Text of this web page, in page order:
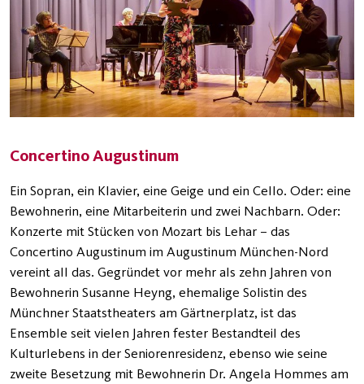
Concertino Augustinum
Ein Sopran, ein Klavier, eine Geige und ein Cello. Oder: eine
Bewohnerin, eine Mitarbeiterin und zwei Nachbarn. Oder:
Konzerte mit Stücken von Mozart bis Lehar – das
Concertino Augustinum im Augustinum München-Nord
vereint all das. Gegründet vor mehr als zehn Jahren von
Bewohnerin Susanne Heyng, ehemalige Solistin des
Münchner Staatstheaters am Gärtnerplatz, ist das
Ensemble seit vielen Jahren fester Bestandteil des
Kulturlebens in der Seniorenresidenz, ebenso wie seine
zweite Besetzung mit Bewohnerin Dr. Angela Hommes am